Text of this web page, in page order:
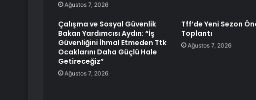
Ağustos 7, 2026
Çalışma ve Sosyal Güvenlik
Bakan Yardımcısı Aydın: “İş
Güvenliğini İhmal Etmeden Ttk
Ocaklarını Daha Güçlü Hale
Getireceğiz”
Ağustos 7, 2026
Tff’de Yeni Sezon
Toplantı
Ağustos 7, 2026